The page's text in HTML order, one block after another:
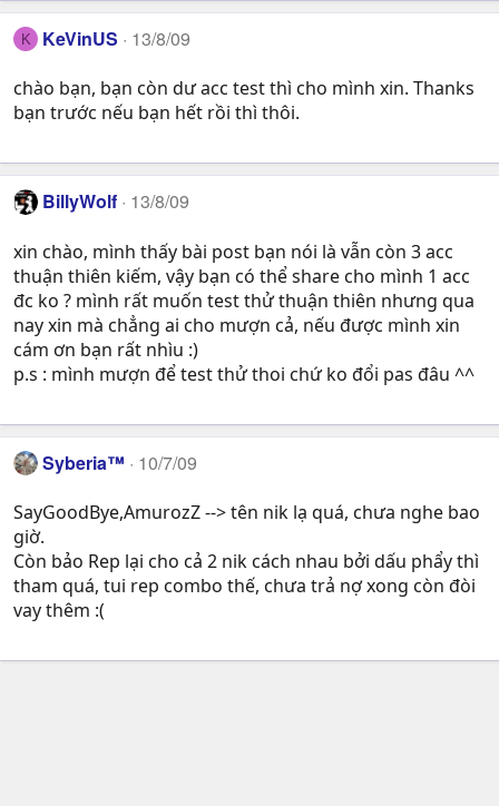
K KeVinUS 13/8/09
chào bạn, bạn còn dư acc test thì cho mình xin. Thanks
bạn trước nếu bạn hết rồi thì thôi.
BillyWolf 13/8/09
xin chào, mình thấy bài post bạn nói là vẫn còn 3 acc
thuận thiên kiếm, vậy bạn có thể share cho mình 1 acc
đc ko ? mình rất muốn test thử thuận thiên nhưng qua
nay xin mà chẳng ai cho mượn cả, nếu được mình xin
cám ơn bạn rất nhìu :)
p.s : mình mượn để test thử thoi chứ ko đổi pas đâu ^^
Syberia™ 10/7/09
SayGoodBye,AmurozZ --> tên nik lạ quá, chưa nghe bao
giờ.
Còn bảo Rep lại cho cả 2 nik cách nhau bởi dấu phẩy thì
tham quá, tui rep combo thế, chưa trả nợ xong còn đòi
vay thêm :(